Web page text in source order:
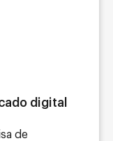
digital
de